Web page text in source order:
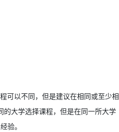
可以不同，但是建议在相同或至少相
大学选择课程，但是在同一所大学
验。